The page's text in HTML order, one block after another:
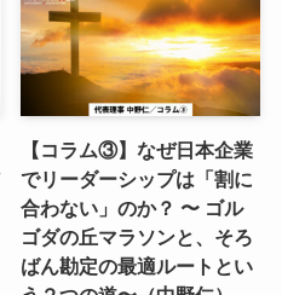
【コラム③】なぜ日本企業
でリーダーシップは「割に
合わない」のか？ 〜 ゴル
ゴダの丘マラソンと、そろ
ばん勘定の最適ルートとい